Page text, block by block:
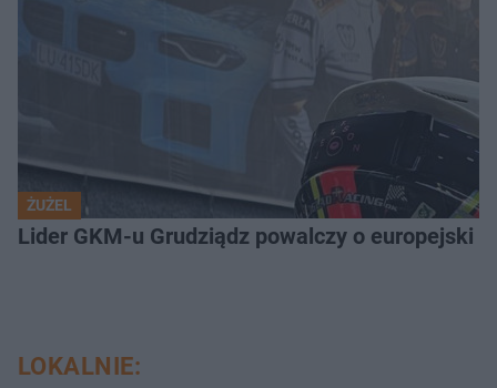
ŻUŻEL
Lider GKM-u Grudziądz powalczy o europejski
LOKALNIE: